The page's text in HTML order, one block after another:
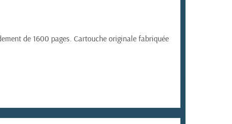
de 1600 pages. Cartouche originale fabriquée